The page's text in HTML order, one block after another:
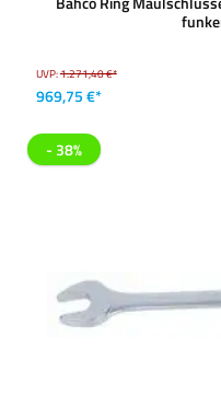
UVP:1.271,40 €*
969,75 €*
- 38%